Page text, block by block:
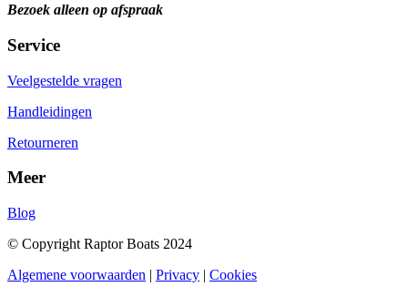
Bezoek alleen op afspraak
Service
Veelgestelde vragen
Handleidingen
Retourneren
Meer
Blog
© Copyright Raptor Boats 2024
Algemene voorwaarden | Privacy | Cookies